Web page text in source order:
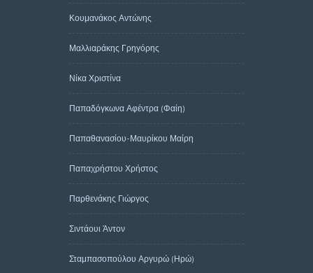
Κουμανάκος Αντώνης
Μαλλιαράκης Γρηγόρης
Νίκα Χριστίνα
Παπαδόγκωνα Αφέντρα (Φαίη)
Παπαθανασίου-Μαυρίκου Μαίρη
Παπαχρήστου Χρήστος
Παρθενάκης Γιώργος
Σιντάουι Άντον
Σταμπασοπούλου Αργυρώ (Ηρώ)